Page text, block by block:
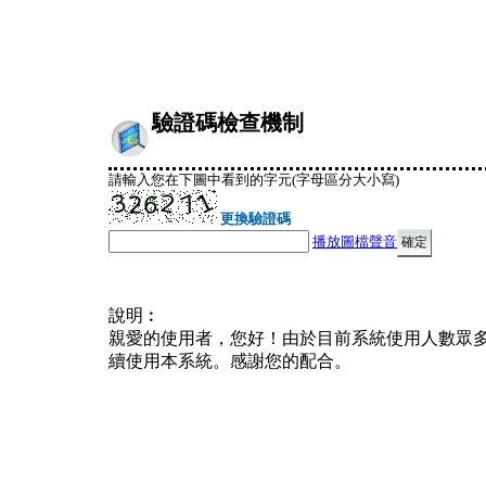
驗證碼檢查機制
請輸入您在下圖中看到的字元(字母區分大小寫)
更換驗證碼
播放圖檔聲音
說明︰
親愛的使用者，您好！由於目前系統使用人數眾
續使用本系統。感謝您的配合。